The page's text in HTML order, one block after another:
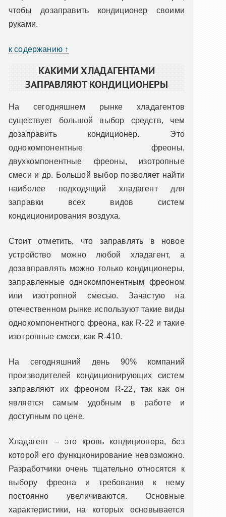
чтобы дозаправить кондиционер своими
руками.
к содержанию ↑
КАКИМИ ХЛАДАГЕНТАМИ
ЗАПРАВЛЯЮТ КОНДИЦИОНЕРЫ
На сегодняшнем рынке хладагентов
существует большой выбор средств, чем
дозаправить кондиционер. Это
однокомпонентные фреоны,
двухкомпонентные фреоны, изотропные
смеси и др. Большой выбор позволяет найти
наиболее подходящий хладагент для
заправки всех видов систем
кондиционирования воздуха.
Стоит отметить, что заправлять в новое
устройство можно любой хладагент, а
дозавправлять можно только кондиционеры,
заправленные однокомпонентным фреоном
или изотропной смесью. Зачастую на
отечественном рынке используют такие виды
однокомпонентного фреона, как R-22 и такие
изотропные смеси, как R-410.
На сегодняшний день 90% компаний
производителей кондиционирующих систем
заправляют их фреоном R-22, так как он
является самым удобным в работе и
доступным по цене.
Хладагент – это кровь кондиционера, без
которой его функционирование невозможно.
Разработчики очень тщательно относятся к
выбору фреона и требования к нему
постоянно увеличиваются. Основные
характеристики, на которых основывается